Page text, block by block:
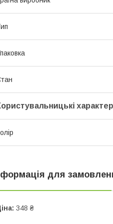
для
348 ₴